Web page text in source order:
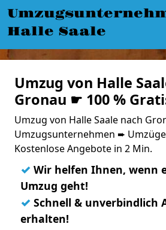
Halle Saale
Umzug von Halle
Gronau ☛ 100 %
Umzug von Halle Saale nach
Umzugsunternehmen ➨ Umzüge
Kostenlose Angebote in 2 Min.
✓ Wir helfen Ihnen, wenn
Umzug geht!
✓ Schnell & unverbindlich
erhalten!